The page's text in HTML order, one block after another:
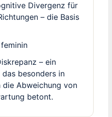
Divergenz für
– die Basis
– ein
besonders in
Abweichung von
betont.